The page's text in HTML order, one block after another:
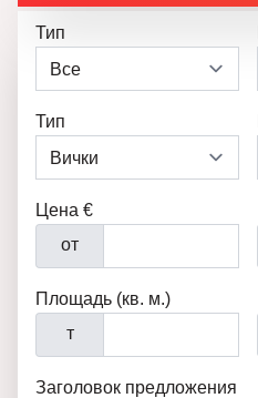
Тип
Тип
Цена €
от
Площадь (кв. м.)
т
Заголовок предложения